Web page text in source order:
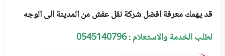
قد يهمك معرفة افضلشركة نقل عفش من المدينة الى الوجه
لطلب الخدمة والاستعلام : 0545140796